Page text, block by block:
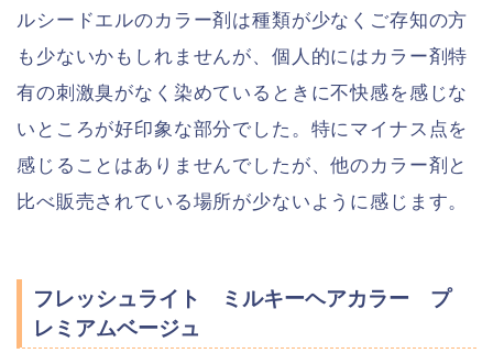
ルシードエルのカラー剤は種類が少なくご存知の方
も少ないかもしれませんが、個人的にはカラー剤特
有の刺激臭がなく染めているときに不快感を感じな
いところが好印象な部分でした。特にマイナス点を
感じることはありませんでしたが、他のカラー剤と
比べ販売されている場所が少ないように感じます。
フレッシュライト ミルキーヘアカラー プ
レミアムベージュ